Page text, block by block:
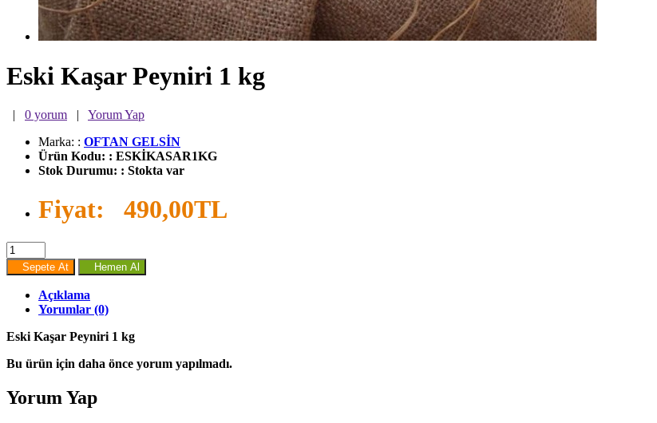
Eski Kaşar Peyniri 1 kg
| 0 yorum | Yorum Yap
Marka: : OFTAN GELSİN
Ürün Kodu: : ESKİKASAR1KG
Stok Durumu: : Stokta var
Fiyat: 490,00TL
Sepete At Hemen Al
Açıklama
Yorumlar (0)
Eski Kaşar Peyniri 1 kg
Bu ürün için daha önce yorum yapılmadı.
Yorum Yap